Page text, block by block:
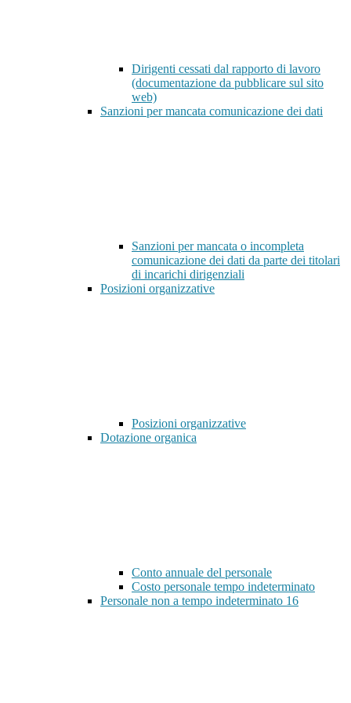
Dirigenti cessati dal rapporto di lavoro
(documentazione da pubblicare sul sito
web)
Sanzioni per mancata comunicazione dei dati
Sanzioni per mancata o incompleta
comunicazione dei dati da parte dei titolari
di incarichi dirigenziali
Posizioni organizzative
Posizioni organizzative
Dotazione organica
Conto annuale del personale
Costo personale tempo indeterminato
Personale non a tempo indeterminato 16